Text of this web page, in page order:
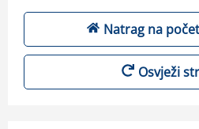
Natrag na
Osvježi